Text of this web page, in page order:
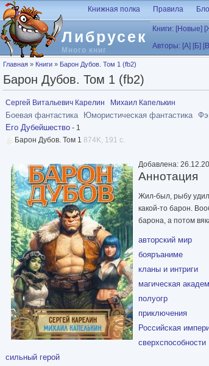
Перейти к основному содержанию
Либрусек
Много книг
Книжная полка Правила
Книги: [Новые]
Авторы: [А] [Б]
Вы здесь
Главная » Книги » Барон Дубов. Том 1 (fb2)
Барон Дубов. Том 1 (fb2)
Сергей Витальевич Карелин Михаил Капелькин
Боевая фантастика Юмористическая фантастика
Его Дубейшество - 1
Барон Дубов. Том 1 874K, 191 с.
Добавлена:
Аннотация
Жил-был, рыбу удил.
какой-то барон.
барона, а потом
авторский мир
бояръаниме
кланы и интриги
магическая
полуогр
приключения
Российская
сверхспособности
сильный герой